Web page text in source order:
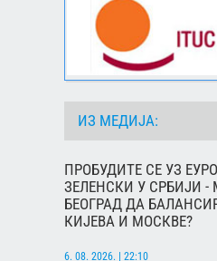
ИЗ МЕДИЈА:
ПРОБУДИТЕ СЕ УЗ
ЗЕЛЕНСКИ У СРБИЈИ
БЕОГРАД ДА
КИЈЕВА И МОСКВЕ?
6. 08. 2026. | 22:10